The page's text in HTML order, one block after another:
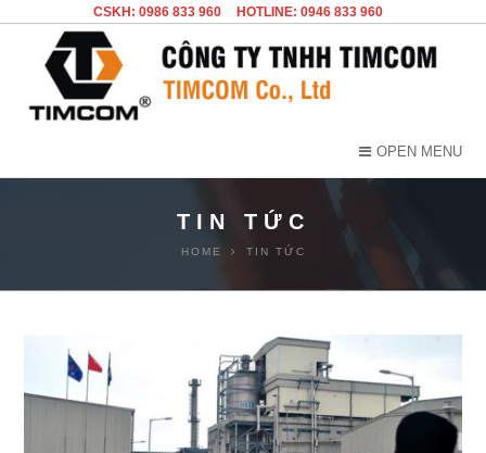
CSKH: 0986 833 960 HOTLINE: 0946 833 960
OPEN MENU
TIN TỨC
HOME TIN TỨC